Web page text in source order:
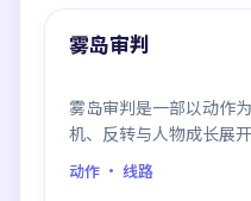
最新
雾岛审判
雾岛审判是一部以动作
机、反转与人物成长展
观看。
动作 · 线路